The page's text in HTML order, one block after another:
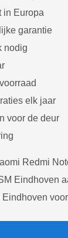
in Europa
garantie
nodig
elk jaar
voor de deur
Redmi
Eindhoven
Eindhoven